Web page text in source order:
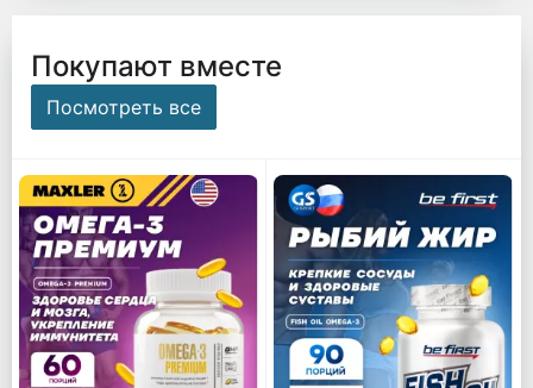
Покупают вместе
Посмотреть все